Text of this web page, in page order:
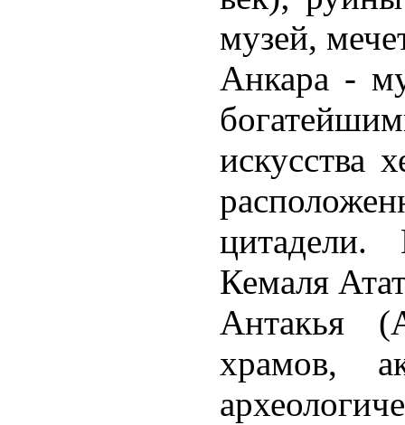
музей,
Анкара -
искусства
цитадели.
Кемаля
Антакья
храмов,